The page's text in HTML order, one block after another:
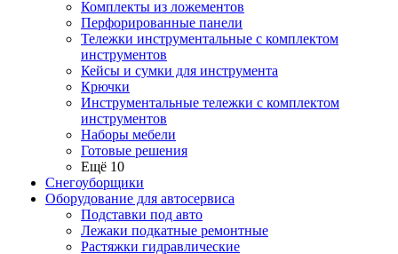
Комплекты из ложементов
Перфорированные панели
Тележки инструментальные с комплектом
инструментов
Кейсы и сумки для инструмента
Крючки
Инструментальные тележки с комплектом
инструментов
Наборы мебели
Готовые решения
Ещё 10
Снегоуборщики
Оборудование для автосервиса
Подставки под авто
Лежаки подкатные ремонтные
Растяжки гидравлические